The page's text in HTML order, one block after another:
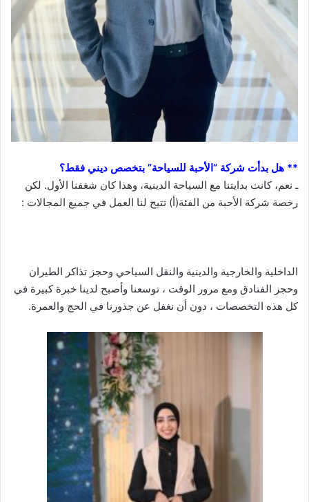
** هل بدأت شركة “الأحبة للسياحة” بتخصص ديني فقط؟
ـ نعم، كانت بدايتنا مع السياحة الدينية، وهذا كان شغفنا الأول. لكن
رخصة شركة الأحبة من الفئة(أ) تتيح لنا العمل في جميع المجالات :
الداخلية والخارجية والدينية والنقل السياحي وحجز تذاكر الطيران
وحجز الفنادق ومع مرور الوقت ، توسعنا وأصبح لدينا خبرة كبيرة في
كل هذه التخصصات ، دون أن نغفل عن جذورنا في الحج والعمرة.